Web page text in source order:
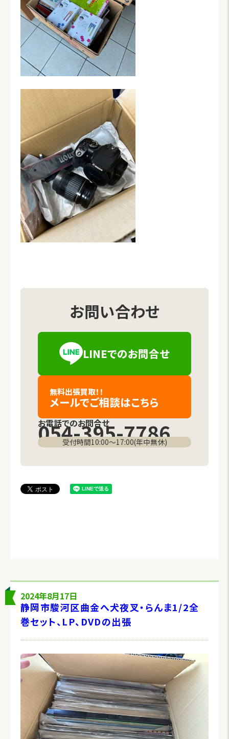
お問い合わせ
LINEでのお問合せ
（新しいタブで開きます）
無料出張買取！！
メールでご相談はこちら
お電話でのお問合せ
054-395-7786
受付時間10:00〜17:00(年中無休)
2024年8月17日
静岡市駿河区曲金へ犬夜叉・らんま1/2全
巻セット、LP、DVDの出張